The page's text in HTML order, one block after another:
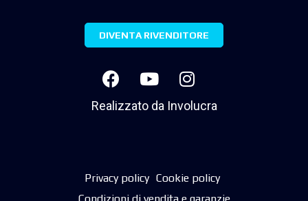
DIVENTA RIVENDITORE
Realizzato da Involucra
Privacy policy Cookie policy